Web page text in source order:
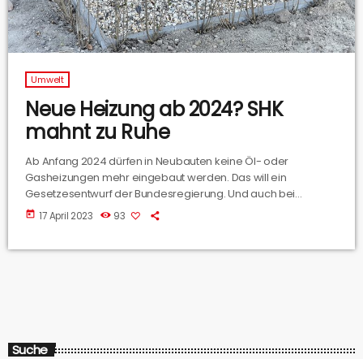
Umwelt
Neue Heizung ab 2024? SHK
mahnt zu Ruhe
Ab Anfang 2024 dürfen in Neubauten keine Öl- oder
Gasheizungen mehr eingebaut werden. Das will ein
Gesetzesentwurf der Bundesregierung. Und auch bei
Sanierungen von alten Heizungen müssen erneuerbare
Energien zugeschaltet werden – 65 Prozent der Heizenergie
today 17 April 2023 93
Suche